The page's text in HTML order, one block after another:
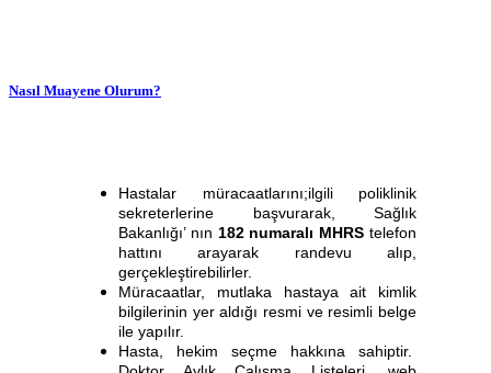
Nasıl Muayene Olurum?
Hastalar müracaatlarını;ilgili poliklinik
sekreterlerine başvurarak, Sağlık
Bakanlığı’ nın 182 numaralı MHRS telefon
hattını arayarak randevu alıp,
gerçekleştirebilirler.
Müracaatlar, mutlaka hastaya ait kimlik
bilgilerinin yer aldığı resmi ve resimli belge
ile yapılır.
Hasta, hekim seçme hakkına sahiptir.